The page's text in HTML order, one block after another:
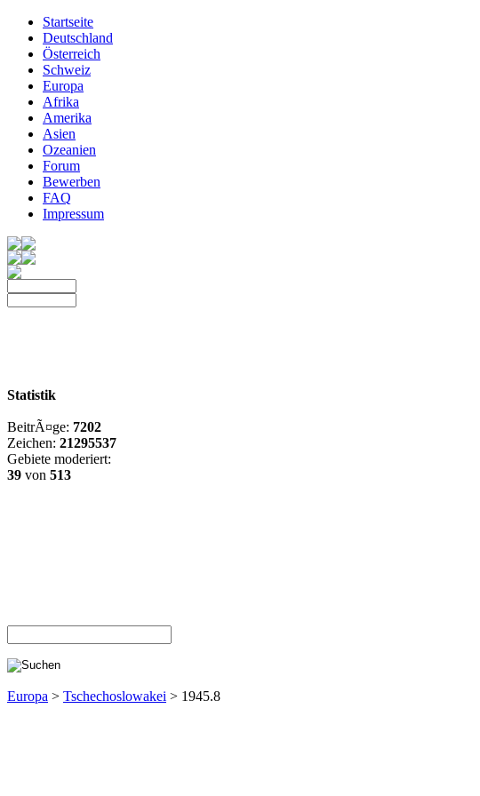
Startseite
Deutschland
Österreich
Schweiz
Europa
Afrika
Amerika
Asien
Ozeanien
Forum
Bewerben
FAQ
Impressum
Statistik
BeitrÃ¤ge: 7202
Zeichen: 21295537
Gebiete moderiert:
39 von 513
Europa > Tschechoslowakei > 1945.8